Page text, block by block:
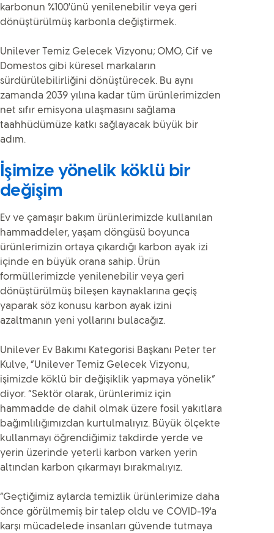
karbonun %100'ünü yenilenebilir veya geri
dönüştürülmüş karbonla değiştirmek.
Unilever Temiz Gelecek Vizyonu; OMO, Cif ve
Domestos gibi küresel markaların
sürdürülebilirliğini dönüştürecek. Bu aynı
zamanda 2039 yılına kadar tüm ürünlerimizden
net sıfır emisyona ulaşmasını sağlama
taahhüdümüze katkı sağlayacak büyük bir
adım.
İşimize yönelik köklü bir
değişim
Ev ve çamaşır bakım ürünlerimizde kullanılan
hammaddeler, yaşam döngüsü boyunca
ürünlerimizin ortaya çıkardığı karbon ayak izi
içinde en büyük orana sahip. Ürün
formüllerimizde yenilenebilir veya geri
dönüştürülmüş bileşen kaynaklarına geçiş
yaparak söz konusu karbon ayak izini
azaltmanın yeni yollarını bulacağız.
Unilever Ev Bakımı Kategorisi Başkanı Peter ter
Kulve, “Unilever Temiz Gelecek Vizyonu,
işimizde köklü bir değişiklik yapmaya yönelik”
diyor. “Sektör olarak, ürünlerimiz için
hammadde de dahil olmak üzere fosil yakıtlara
bağımlılığımızdan kurtulmalıyız. Büyük ölçekte
kullanmayı öğrendiğimiz takdirde yerde ve
yerin üzerinde yeterli karbon varken yerin
altından karbon çıkarmayı bırakmalıyız.
“Geçtiğimiz aylarda temizlik ürünlerimize daha
önce görülmemiş bir talep oldu ve COVID-19'a
karşı mücadelede insanları güvende tutmaya